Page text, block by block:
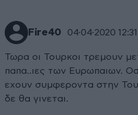
Fire40 04·04·2020 12:31
Τωρα οι Τουρκοι τρεμουν
παπα..ιες των Ευρωπαιων.
εχουν συμφεροντα στην
δε θα γινεται.